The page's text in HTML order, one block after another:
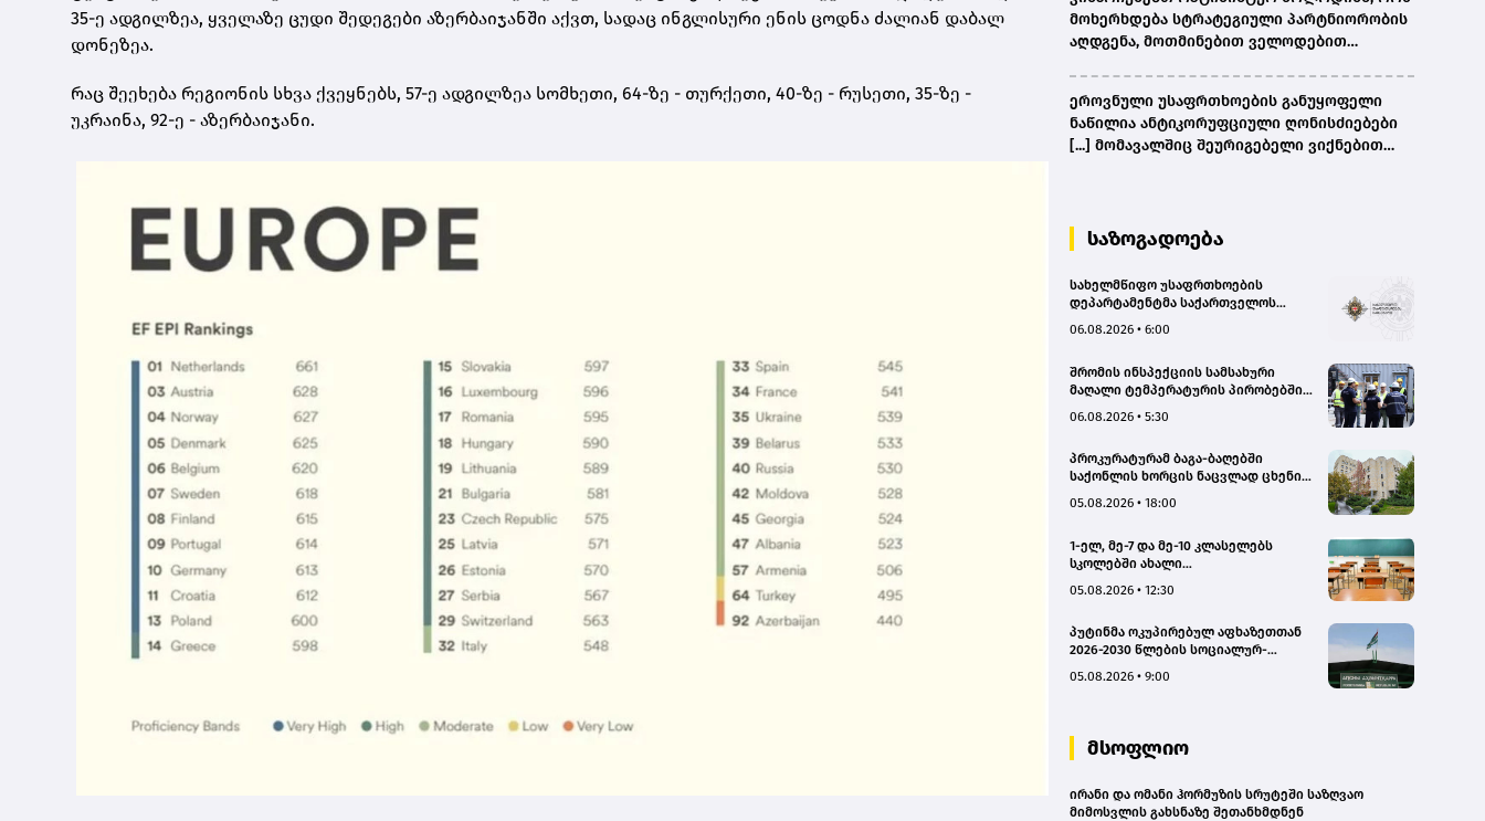
35-ე ადგილზეა, ყველაზე ცუდი შედეგები აზერბაიჯანში აქვთ, სადაც ინგლისური ენის ცოდნა ძალიან დაბალ
დონეზეა.
რაც შეეხება რეგიონის სხვა ქვეყნებს, 57-ე ადგილზეა სომხეთი, 64-ზე - თურქეთი, 40-ზე - რუსეთი, 35-ზე -
უკრაინა, 92-ე - აზერბაიჯანი.
მოხერხდება სტრატეგიული პარტნიორობის
აღდგენა, მოთმინებით ველოდებით
ეროვნული უსაფრთხოების განუყოფელი
ნაწილია ანტიკორუფციული ღონისძიებები
[...] მომავალშიც შეურიგებელი ვიქნებით
საზოგადოება
სახელმწიფო უსაფრთხოების
დეპარტამენტმა საქართველოს
საზიანოდ საბოტაჟის მუხლით
06.08.2026 • 6:00
შრომის ინსპექციის სამსახური
მაღალი ტემპერატურის პირობებში
მონიტორინგს მთელი ქვეყნის
06.08.2026 • 5:30
პროკურატურამ ბაგა-ბაღებში
საქონლის ხორცის ნაცვლად ცხენის
ბრალდება წარუდგინა
05.08.2026 • 18:00
1-ელ, მე-7 და მე-10 კლასელებს
სკოლებში ახალი
პროგრამები დახვდებათ - ასევე
რომლითაც საგაკვეთილო პროცესში
ტელეფონების გამოყენება
იზღუდება
05.08.2026 • 12:30
პუტინმა ოკუპირებულ აფხაზეთთან
2026-2030 წლების სოციალურ-
შეთანხმების რატიფიცირებას ხელი
05.08.2026 • 9:00
მსოფლიო
ირანი და ომანი ჰორმუზის სრუტეში საზღვაო
მიმოსვლის გახსნაზე შეთანხმდნენ